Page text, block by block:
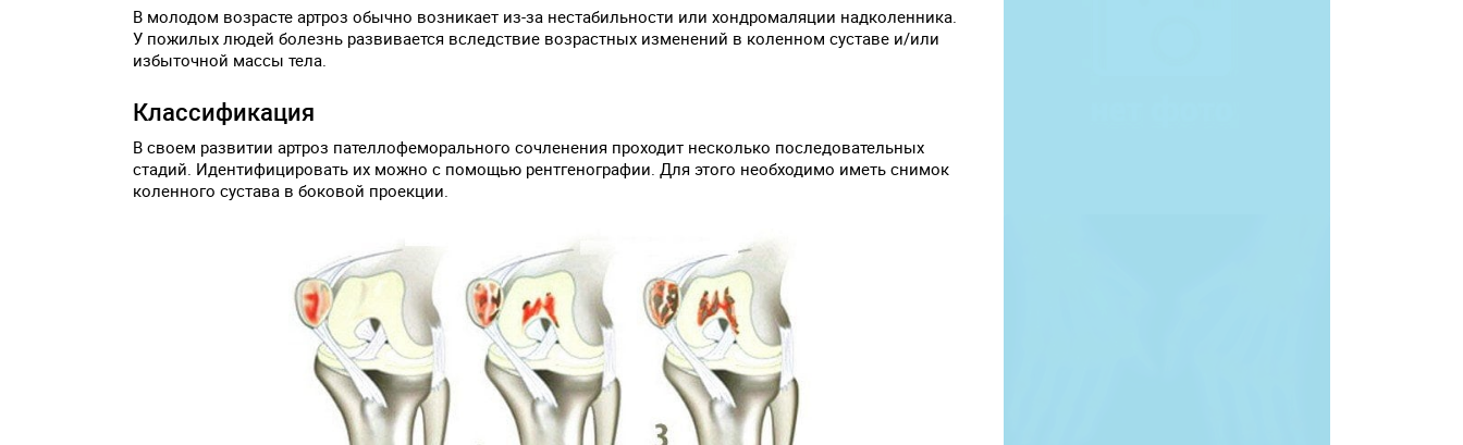
В молодом возрасте артроз обычно возникает из-за нестабильности или хондромаляции надколенника.
У пожилых людей болезнь развивается вследствие возрастных изменений в коленном суставе и/или
избыточной массы тела.
Классификация
В своем развитии артроз пателлофеморального сочленения проходит несколько последовательных
стадий. Идентифицировать их можно с помощью рентгенографии. Для этого необходимо иметь снимок
коленного сустава в боковой проекции.